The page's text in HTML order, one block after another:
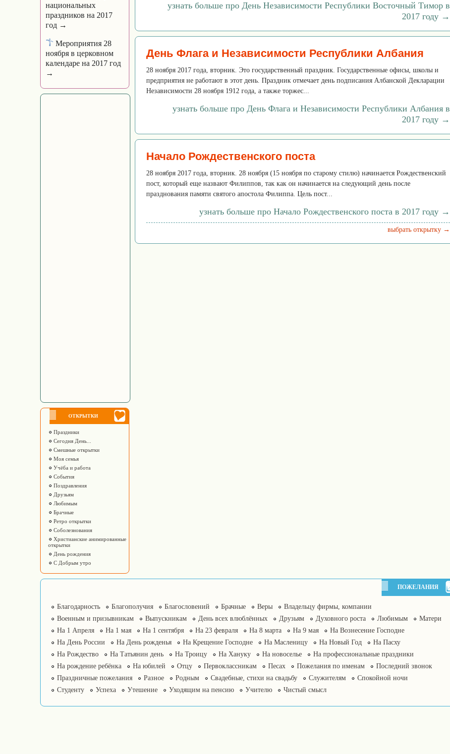
национальных
праздников на 2017
год →
Мероприятия 28
ноября в церковном
календаре на 2017 год
→
ОТКРЫТКИ
Праздники
Сегодня День...
Смешные открытки
Моя семья
Учёба и работа
События
Поздравления
Друзьям
Любимым
Брачные
Ретро открытки
Соболезнования
Христианские анимированные
открытки
День рождения
С Добрым утро
узнать больше про День Независимости Республики Восточный Тимор в
2017 году →
День Флага и Независимости Республики Албания
28 ноября 2017 года, вторник. Это государственный праздник. Государственные офисы, школы и
предприятия не работают в этот день. Праздник отмечает день подписания Албанской Декларации
Независимости 28 ноября 1912 года, а также торжес...
узнать больше про День Флага и Независимости Республики Албания в
2017 году →
Начало Рождественского поста
28 ноября 2017 года, вторник. 28 ноября (15 ноября по старому стилю) начинается Рождественский
пост, который еще назвают Филиппов, так как он начинается на следующий день после
празднования памяти святого апостола Филиппа. Цель пост...
узнать больше про Начало Рождественского поста в 2017 году →
выбрать открытку →
ПОЖЕЛАНИЯ
Благодарность Благополучия Благословений Брачные Веры
Владельцу фирмы, компании
Военным и призывникам
Выпускникам День всех влюблённых Друзьям Духовного роста Любимым
Матери
На 1 Апреля
На 1 мая На 1 сентября На 23 февраля На 8 марта На 9 мая
На Вознесение Господне
На День России
На День рожденья На Крещение Господне На Масленицу На Новый Год
На Пасху
На Рождество
На Татьянин день На Троицу На Хануку На новоселье
На профессиональные праздники
На рождение ребёнка
На юбилей Отцу Первоклассникам Песах Пожелания по именам
Последний звонок
Праздничные пожелания
Разное Родным Свадебные, стихи на свадьбу Служителям
Спокойной ночи
Студенту
Успеха Утешение Уходящим на пенсию Учителю Чистый смысл